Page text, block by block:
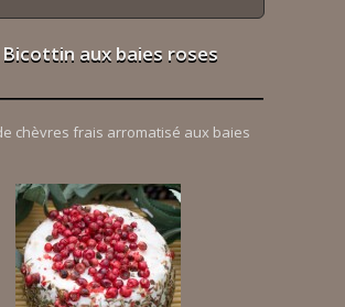
Bicottin aux baies roses
chèvres frais arromatisé aux baies